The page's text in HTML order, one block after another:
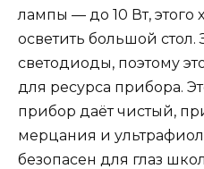
лампы — до 10 Вт, этого
осветить большой стол.
светодиоды, поэтому
для ресурса прибора.
прибор даёт чистый,
мерцания и
безопасен для глаз